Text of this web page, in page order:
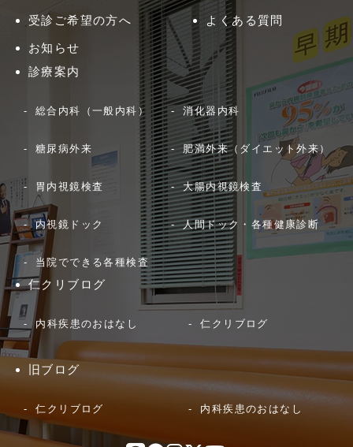
受診ご希望の方へ よくある質問
お知らせ
診療案内
総合内科（一般内科） 消化器内科
糖尿病外来 肥満外来（ダイエット外来）
胃内視鏡検査 大腸内視鏡検査
内視鏡ドック 人間ドック・各種健康診断
当院でできる各種検査
仁クリブログ
内科疾患のおはなし 仁クリブログ
旧ブログ
仁クリブログ 内科疾患のおはなし